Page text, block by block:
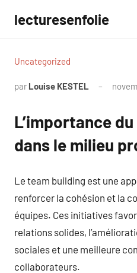
contenu
lecturesenfolie
Uncategorized
par Louise KESTEL
L’importance
dans le milieu
Le team building est une
renforcer la cohésion et la
équipes. Ces initiatives
relations solides,
sociales et une meilleure
collaborateurs.